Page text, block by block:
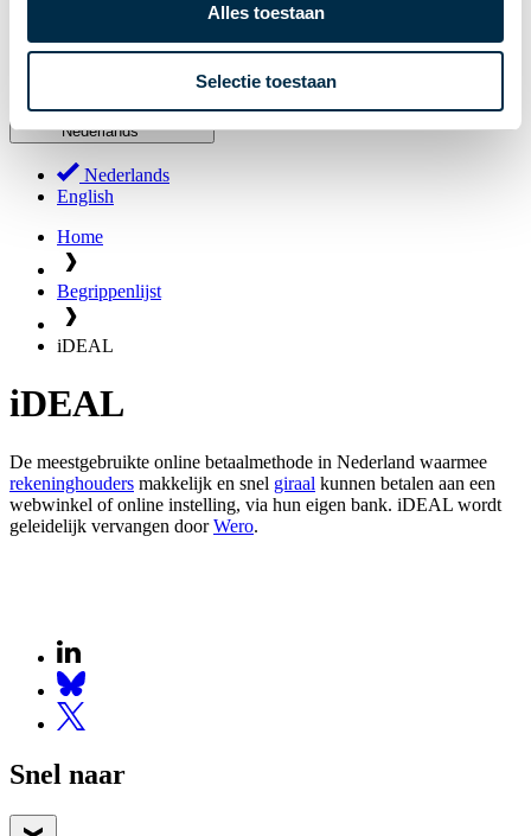
Alles toestaan
Selectie toestaan
Begrippenlijst
Nederlands
Nederlands
English
Home
Begrippenlijst
iDEAL
iDEAL
De meestgebruikte online betaalmethode in Nederland waarmee
rekeninghouders makkelijk en snel giraal kunnen betalen aan een
webwinkel of online instelling, via hun eigen bank. iDEAL wordt
geleidelijk vervangen doorWero.
Snel naar